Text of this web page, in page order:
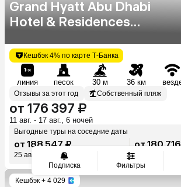
Подписка Фильтры
Grand Hyatt Abu Dhabi
Hotel & Residences
Кешбэк 4% по карте Т-Банка
линия песок 30 м 36 км
Отзывы за этот год Собственный пляж
от 176 397 ₽
11 авг. - 17 авг., 6 ночей
Выгодные туры на соседние даты
от 188 547 ₽
25 авг. - 2 сент., 8 н.
от 180
26 авг. - 2
Кешбэк + 4 029